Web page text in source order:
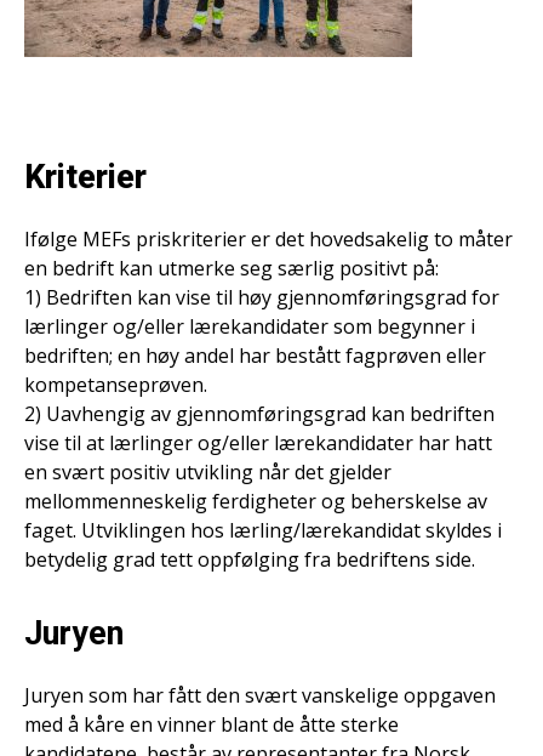
Kriterier
Ifølge MEFs priskriterier er det hovedsakelig to måter
en bedrift kan utmerke seg særlig positivt på:
1) Bedriften kan vise til høy gjennomføringsgrad for
lærlinger og/eller lærekandidater som begynner i
bedriften; en høy andel har bestått fagprøven eller
kompetanseprøven.
2) Uavhengig av gjennomføringsgrad kan bedriften
vise til at lærlinger og/eller lærekandidater har hatt
en svært positiv utvikling når det gjelder
mellommenneskelig ferdigheter og beherskelse av
faget. Utviklingen hos lærling/lærekandidat skyldes i
betydelig grad tett oppfølging fra bedriftens side.
Juryen
Juryen som har fått den svært vanskelige oppgaven
med å kåre en vinner blant de åtte sterke